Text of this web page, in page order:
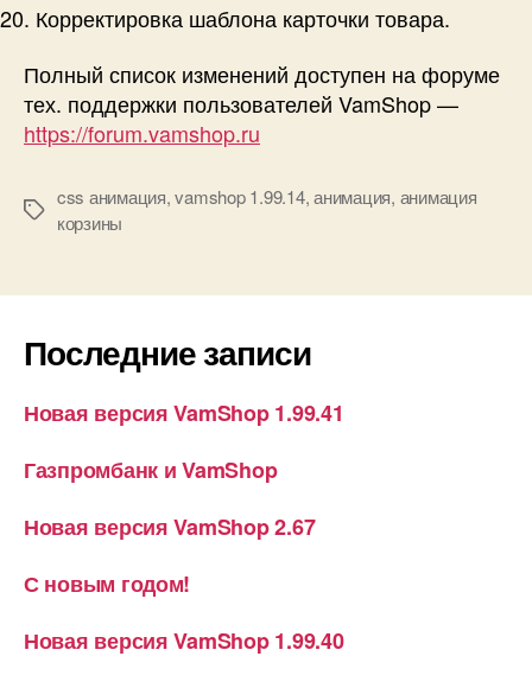
Корректировка шаблона карточки товара.
Полный список изменений доступен на форуме
тех. поддержки пользователей VamShop —
https://forum.vamshop.ru
Метки
css анимация,vamshop 1.99.14,анимация, анимация
корзины
Последние записи
Новая версия VamShop 1.99.41
Газпромбанк и VamShop
Новая версия VamShop 2.67
С новым годом!
Новая версия VamShop 1.99.40